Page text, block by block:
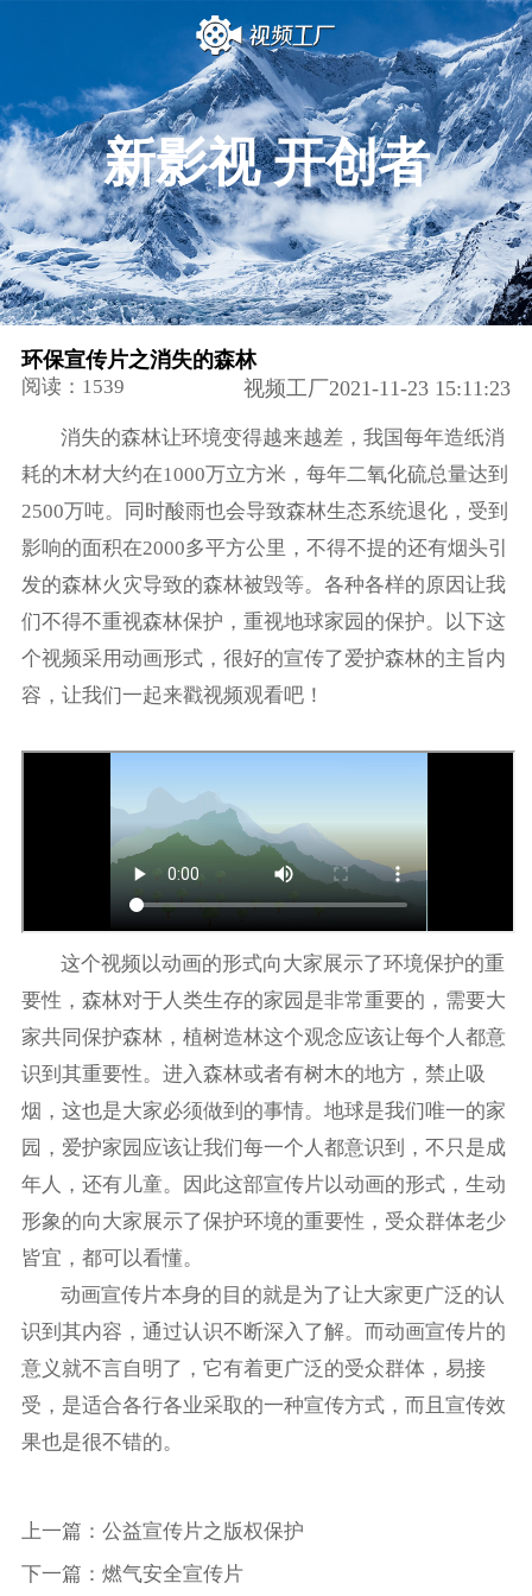
新影视 开创者
环保宣传片之消失的森林
阅读：1539 视频工厂2021-11-23 15:11:23
消失的森林让环境变得越来越差，我国每年造纸消
耗的木材大约在1000万立方米，每年二氧化硫总量达到
2500万吨。同时酸雨也会导致森林生态系统退化，受到
影响的面积在2000多平方公里，不得不提的还有烟头引
发的森林火灾导致的森林被毁等。各种各样的原因让我
们不得不重视森林保护，重视地球家园的保护。以下这
个视频采用动画形式，很好的宣传了爱护森林的主旨内
容，让我们一起来戳视频观看吧！
这个视频以动画的形式向大家展示了环境保护的重
要性，森林对于人类生存的家园是非常重要的，需要大
家共同保护森林，植树造林这个观念应该让每个人都意
识到其重要性。进入森林或者有树木的地方，禁止吸
烟，这也是大家必须做到的事情。地球是我们唯一的家
园，爱护家园应该让我们每一个人都意识到，不只是成
年人，还有儿童。因此这部宣传片以动画的形式，生动
形象的向大家展示了保护环境的重要性，受众群体老少
皆宜，都可以看懂。
动画宣传片本身的目的就是为了让大家更广泛的认
识到其内容，通过认识不断深入了解。而动画宣传片的
意义就不言自明了，它有着更广泛的受众群体，易接
受，是适合各行各业采取的一种宣传方式，而且宣传效
果也是很不错的。
上一篇： 公益宣传片之版权保护
下一篇： 燃气安全宣传片